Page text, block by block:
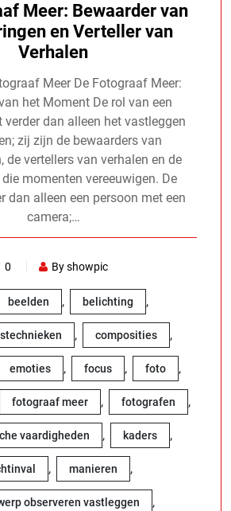
Meer: Bewaarder van
en Verteller van
Verhalen
Meer De Fotograaf Meer:
het Moment De rol van een
dan alleen het vastleggen
zij zijn de bewaarders van
de vertellers van verhalen en de
momenten vereeuwigen. De
dan alleen een persoon met een
camera;…
0 By showpic
beelden , belichting ,
, composities ,
emoties , focus , foto ,
fotograaf meer , fotografen ,
vaardigheden , kaders ,
, manieren ,
observeren vastleggen ,